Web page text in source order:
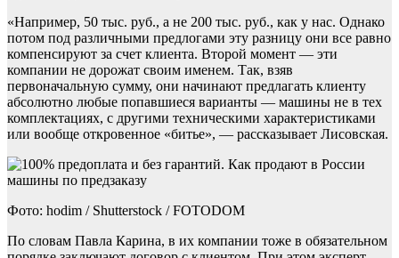
«Например, 50 тыс. руб., а не 200 тыс. руб., как у нас. Однако
потом под различными предлогами эту разницу они все равно
компенсируют за счет клиента. Второй момент — эти
компании не дорожат своим именем. Так, взяв
первоначальную сумму, они начинают предлагать клиенту
абсолютно любые попавшиеся варианты — машины не в тех
комплектациях, с другими техническими характеристиками
или вообще откровенное «битье», — рассказывает Лисовская.
Фото: hodim / Shutterstock / FOTODOM
По словам Павла Карина, в их компании тоже в обязательном